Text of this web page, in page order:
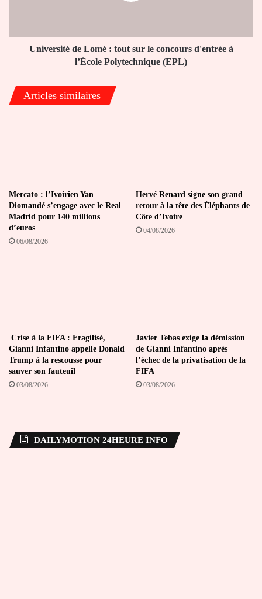
d'entrée
(EPL)
Université de Lomé : tout sur le concours d'entrée à
l’École Polytechnique (EPL)
Articles similaires
Mercato : l’Ivoirien Yan
Diomandé s’engage avec le Real
Madrid pour 140 millions
d’euros
06/08/2026
Hervé Renard signe son grand
retour à la tête des Éléphants de
Côte d’Ivoire
04/08/2026
Crise à la FIFA : Fragilisé,
Gianni Infantino appelle Donald
Trump à la rescousse pour
sauver son fauteuil
03/08/2026
Javier Tebas exige la démission
de Gianni Infantino après
l’échec de la privatisation de la
FIFA
03/08/2026
DAILYMOTION 24HEURE INFO